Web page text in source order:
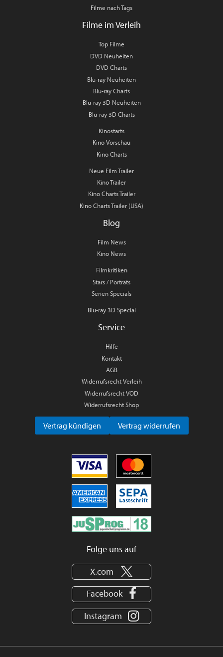
Filme nach Tags
Filme im Verleih
Top Filme
DVD Neuheiten
DVD Charts
Blu-ray Neuheiten
Blu-ray Charts
Blu-ray 3D Neuheiten
Blu-ray 3D Charts
Kinostarts
Kino Vorschau
Kino Charts
Neue Film Trailer
Kino Trailer
Kino Charts Trailer
Kino Charts Trailer (USA)
Blog
Film News
Kino News
Filmkritiken
Stars / Porträts
Serien Specials
Blu-ray 3D Special
Service
Hilfe
Kontakt
AGB
Widerrufsrecht Verleih
Widerrufsrecht VOD
Widerrufsrecht Shop
Vertrag kündigen Vertrag widerrufen
Folge uns auf
X.com
Facebook
Instagram